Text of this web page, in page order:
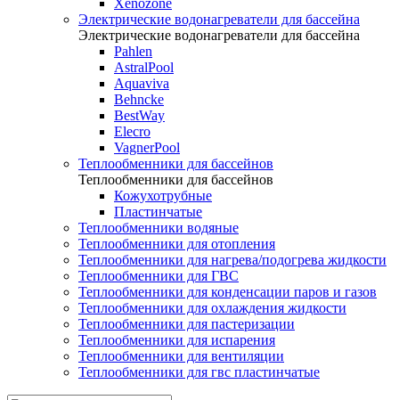
Xenozone
Электрические водонагреватели для бассейна
Электрические водонагреватели для бассейна
Pahlen
AstralPool
Aquaviva
Behncke
BestWay
Elecro
VagnerPool
Теплообменники для бассейнов
Теплообменники для бассейнов
Кожухотрубные
Пластинчатые
Теплообменники водяные
Теплообменники для отопления
Теплообменники для нагрева/подогрева жидкости
Теплообменники для ГВС
Теплообменники для конденсации паров и газов
Теплообменники для охлаждения жидкости
Теплообменники для пастеризации
Теплообменники для испарения
Теплообменники для вентиляции
Теплообменники для гвс пластинчатые